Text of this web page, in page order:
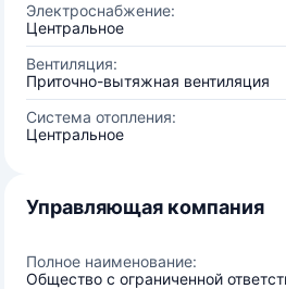
Электроснабжение:
Центральное
Вентиляция:
Приточно-вытяжная вентиляция
Система отопления:
Центральное
Управляющая компания
Полное наименование:
Общество с ограниченной